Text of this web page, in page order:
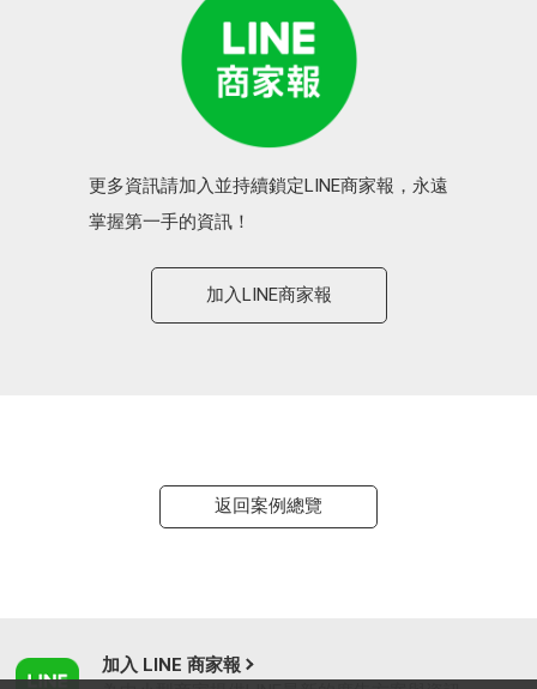
更多資訊請加入並持續鎖定LINE商家報，永遠
掌握第一手的資訊！
加入LINE商家報
返回案例總覽
加入 LINE 商家報